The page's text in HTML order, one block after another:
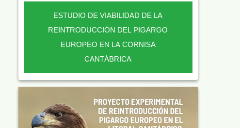
ESTUDIO DE VIABILIDAD DE LA
REINTRODUCCIÓN DEL PIGARGO
EUROPEO EN LA CORNISA
CANTÁBRICA